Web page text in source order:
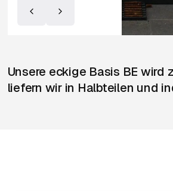
Unsere eckige Basis BE
liefern wir in Halbteilen und